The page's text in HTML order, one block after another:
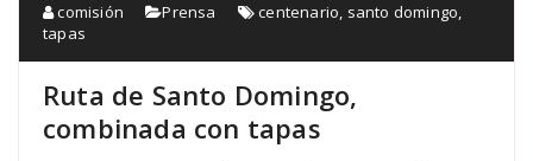
comisión Prensa centenario, santo domingo,
tapas
Ruta de Santo Domingo,
combinada con tapas